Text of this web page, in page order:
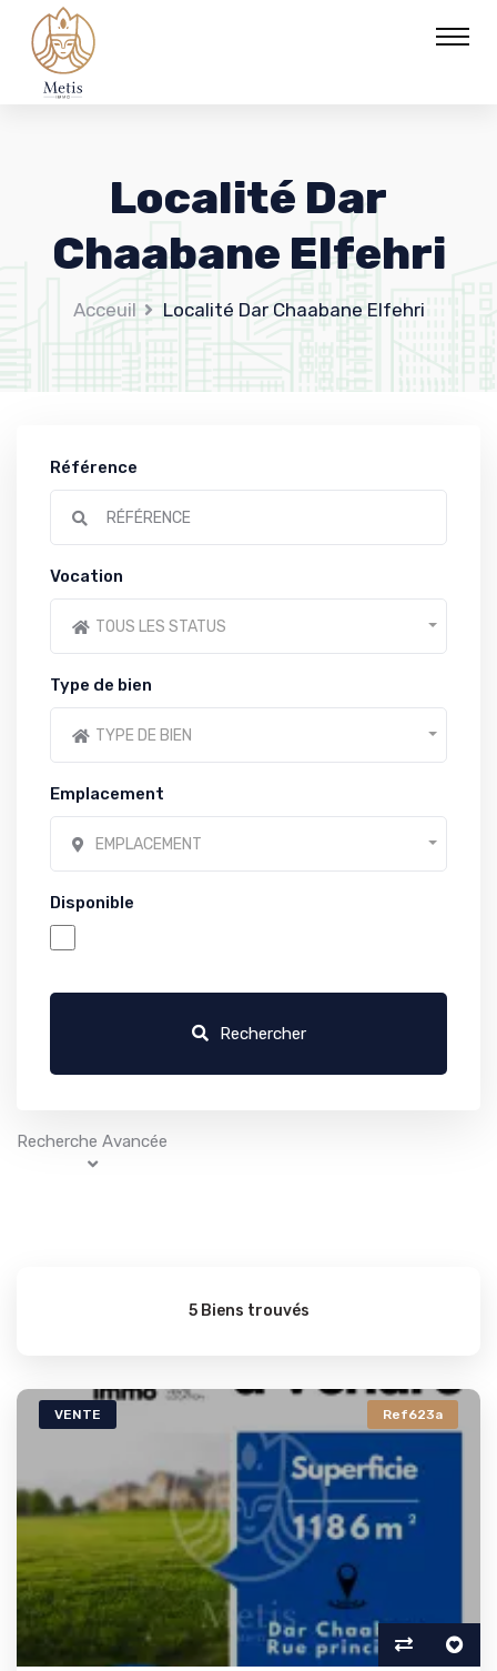
Localité Dar
Chaabane Elfehri
Acceuil Localité Dar Chaabane Elfehri
Référence
Vocation
TOUS LES STATUS
Type de bien
TYPE DE BIEN
Emplacement
EMPLACEMENT
Disponible
Rechercher
Recherche Avancée
5 Biens trouvés
VENTE Ref623a